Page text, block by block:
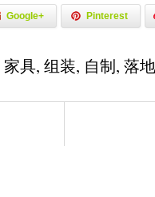
Google+ Pinterest
家具, 组装, 自制, 落